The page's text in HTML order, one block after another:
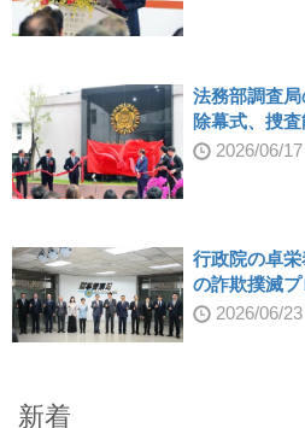
法務部調査局
除幕式、捜
2026/06/17
行政院の卓
の詐欺撲滅
2026/06/23
新着